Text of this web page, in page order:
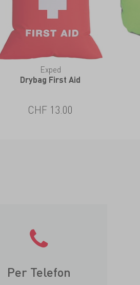
Exped
Drybag First Aid
CHF 13.00
Per Telefon